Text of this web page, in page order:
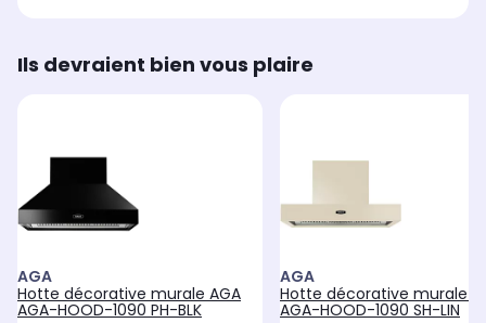
Ils devraient bien vous plaire
AGA
Hotte décorative murale AGA
AGA-HOOD-1090 PH-BLK
AGA
Hotte décorative murale
AGA-HOOD-1090 SH-LIN